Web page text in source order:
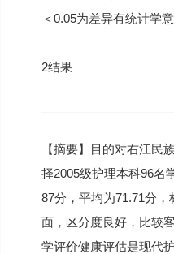
＜0.05为差异有统计学意
2结果
【摘要】目的对右江民
择2005级护理本科96名
87分，平均为71.71分
面，区分度良好，比较
学评价健康评估是现代